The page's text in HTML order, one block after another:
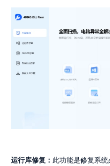
运行库修复： 此功能是修复系